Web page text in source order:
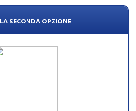
LA SECONDA OPZIONE